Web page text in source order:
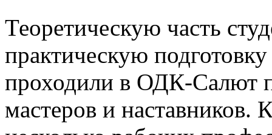
Теоретическую часть
практическую
проходили в ОДК-Салют
мастеров и